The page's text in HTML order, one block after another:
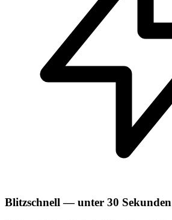
Blitzschnell — unter 30 Sekunden